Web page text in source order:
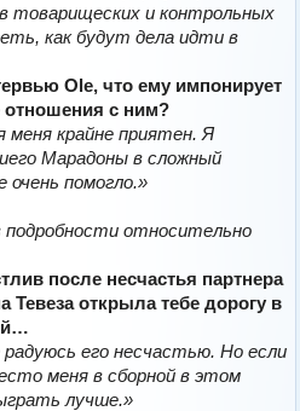
товарищеских и контрольных
как будут дела идти в
Ole, что ему импонирует
отношения с ним?
меня крайне приятен. Я
Марадоны в сложный
помогло.»
относительно
после несчастья партнера
Тевеза открыла тебе дорогу в
его несчастью. Но если
меня в сборной в этом
лучше.»